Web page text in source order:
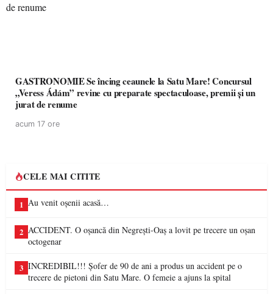
GASTRONOMIE Se încing ceaunele la Satu Mare! Concursul
„Veress Ádám” revine cu preparate spectaculoase, premii și un
jurat de renume
acum 17 ore
CELE MAI CITITE
1 Au venit oșenii acasă…
2 ACCIDENT. O oșancă din Negrești-Oaș a lovit pe trecere un oșan
octogenar
3 INCREDIBIL!!! Șofer de 90 de ani a produs un accident pe o
trecere de pietoni din Satu Mare. O femeie a ajuns la spital